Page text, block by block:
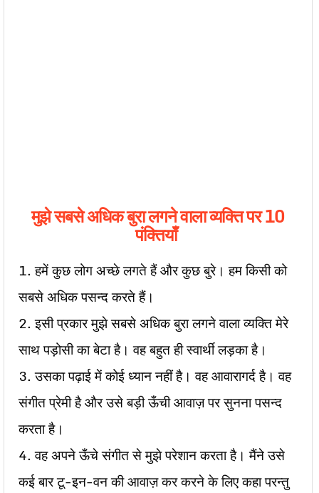
मुझे सबसे अधिक बुरा लगने वाला व्यक्ति पर 10
पंक्तियाँ
1. हमें कुछ लोग अच्छे लगते हैं और कुछ बुरे। हम किसी को
सबसे अधिक पसन्द करते हैं।
2. इसी प्रकार मुझे सबसे अधिक बुरा लगने वाला व्यक्ति मेरे
साथ पड़ोसी का बेटा है। वह बहुत ही स्वार्थी लड़का है।
3. उसका पढ़ाई में कोई ध्यान नहीं है। वह आवारागर्द है। वह
संगीत प्रेमी है और उसे बड़ी ऊँची आवाज़ पर सुनना पसन्द
करता है।
4. वह अपने ऊँचे संगीत से मुझे परेशान करता है। मैंने उसे
कई बार टू-इन-वन की आवाज़ कर करने के लिए कहा परन्तु